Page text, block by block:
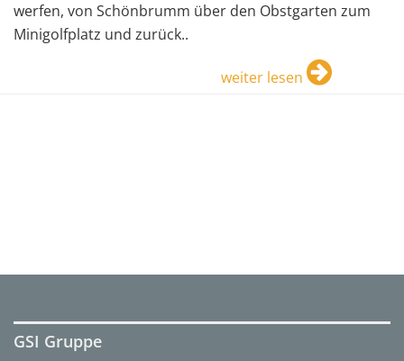
werfen, von Schönbrumm über den Obstgarten zum
Minigolfplatz und zurück..
weiter lesen
GSI Gruppe